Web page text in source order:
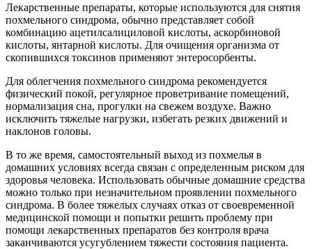
Лекарственные препараты, которые используются для снятия
похмельного синдрома, обычно представляет собой
комбинацию ацетилсалициловой кислоты, аскорбиновой
кислоты, янтарной кислоты. Для очищения организма от
скопившихся токсинов применяют энтеросорбенты.
Для облегчения похмельного синдрома рекомендуется
физический покой, регулярное проветривание помещений,
нормализация сна, прогулки на свежем воздухе. Важно
исключить тяжелые нагрузки, избегать резких движений и
наклонов головы.
В то же время, самостоятельный выход из похмелья в
домашних условиях всегда связан с определенным риском для
здоровья человека. Использовать обычные домашние средства
можно только при незначительном проявлении похмельного
синдрома. В более тяжелых случаях отказ от своевременной
медицинской помощи и попытки решить проблему при
помощи лекарственных препаратов без контроля врача
заканчиваются усугублением тяжести состояния пациента.